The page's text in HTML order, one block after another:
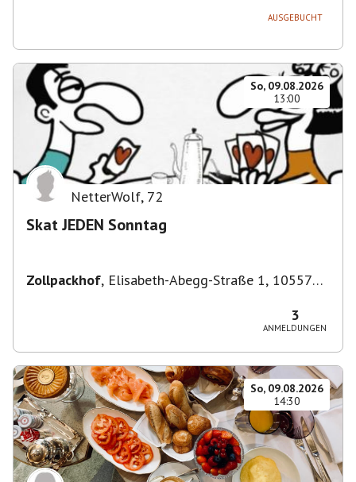
AUSGEBUCHT
So, 09.08.2026
13:00
NetterWolf, 72
Skat JEDEN Sonntag
Zollpackhof, Elisabeth-Abegg-Straße 1, 10557
3
ANMELDUNGEN
So, 09.08.2026
14:30